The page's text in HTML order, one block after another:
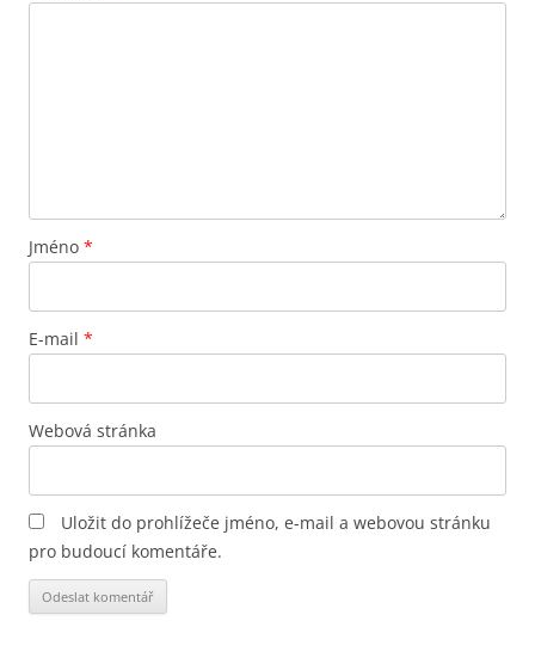
Jméno *
E-mail *
Webová stránka
Uložit do prohlížeče jméno, e-mail a webovou stránku
pro budoucí komentáře.